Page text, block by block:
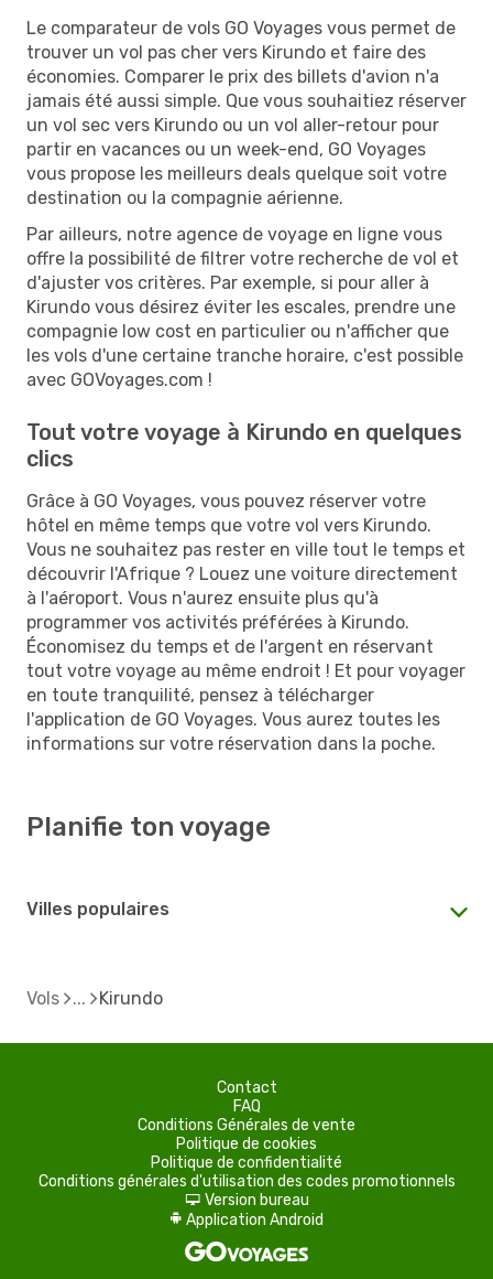
Le comparateur de vols GO Voyages vous permet de
trouver un vol pas cher vers Kirundo et faire des
économies. Comparer le prix des billets d'avion n'a
jamais été aussi simple. Que vous souhaitiez réserver
un vol sec vers Kirundo ou un vol aller-retour pour
partir en vacances ou un week-end, GO Voyages
vous propose les meilleurs deals quelque soit votre
destination ou la compagnie aérienne.
Par ailleurs, notre agence de voyage en ligne vous
offre la possibilité de filtrer votre recherche de vol et
d'ajuster vos critères. Par exemple, si pour aller à
Kirundo vous désirez éviter les escales, prendre une
compagnie low cost en particulier ou n'afficher que
les vols d'une certaine tranche horaire, c'est possible
avec GOVoyages.com !
Tout votre voyage à Kirundo en quelques
clics
Grâce à GO Voyages, vous pouvez réserver votre
hôtel en même temps que votre vol vers Kirundo.
Vous ne souhaitez pas rester en ville tout le temps et
découvrir l'Afrique ? Louez une voiture directement
à l'aéroport. Vous n'aurez ensuite plus qu'à
programmer vos activités préférées à Kirundo.
Économisez du temps et de l'argent en réservant
tout votre voyage au même endroit ! Et pour voyager
en toute tranquilité, pensez à télécharger
l'application de GO Voyages. Vous aurez toutes les
informations sur votre réservation dans la poche.
Planifie ton voyage
Villes populaires
Vols Kirundo
Contact
FAQ
Conditions Générales de vente
Politique de cookies
Politique de confidentialité
Conditions générales d'utilisation des codes promotionnels
d Version bureau
A Application Android